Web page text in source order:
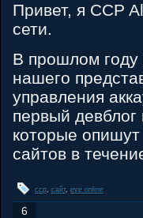
Привет, я CCP
сети.
В прошлом году
нашего
управления
первый
которые
сайтов в
ccp, сайт, eve online
6